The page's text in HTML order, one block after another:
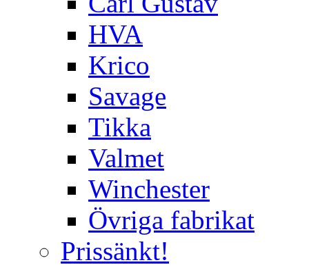
HVA
Krico
Savage
Tikka
Valmet
Winchester
Övriga fabrikat
Prissänkt!